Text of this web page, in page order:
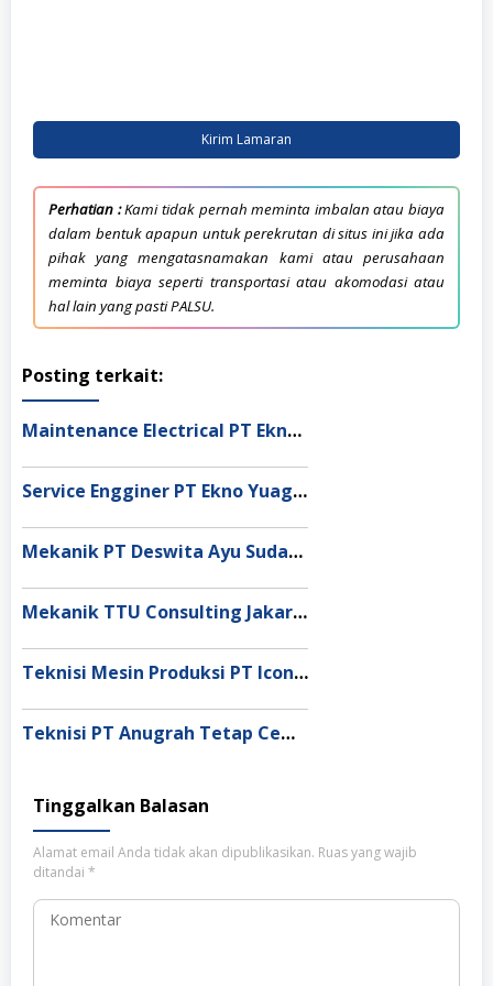
Kirim Lamaran
Perhatian :Kami tidak pernah meminta imbalan atau biaya
dalam bentuk apapun untuk perekrutan di situs ini jika ada
pihak yang mengatasnamakan kami atau perusahaan
meminta biaya seperti transportasi atau akomodasi atau
hal lain yang pasti PALSU.
Posting terkait:
Maintenance Electrical PT Ekno Yuag Indonesia Bekasi
Service Engginer PT Ekno Yuag Indonesia Cikarang
Mekanik PT Deswita Ayu Sudarmala Denpasar
Mekanik TTU Consulting Jakarta Utara
Teknisi Mesin Produksi PT Icon Terpadu Indonesia
Teknisi PT Anugrah Tetap Cemerlang
Tinggalkan Balasan
Alamat email Anda tidak akan dipublikasikan. Ruas yang wajib
ditandai *